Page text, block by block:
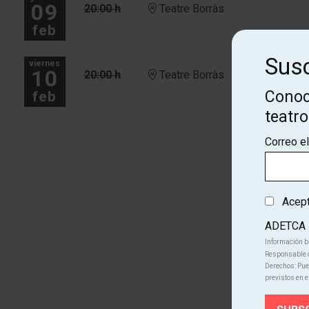
09
feb
20:00 h Teatre Borràs
viernes
10
feb
20:00 h Teatre Borràs
Correo
ADETCA
Información
Responsable
Derechos:
previstos en